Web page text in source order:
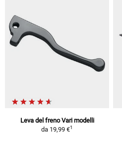
Leva del freno Vari modelli
da 19,99 €1